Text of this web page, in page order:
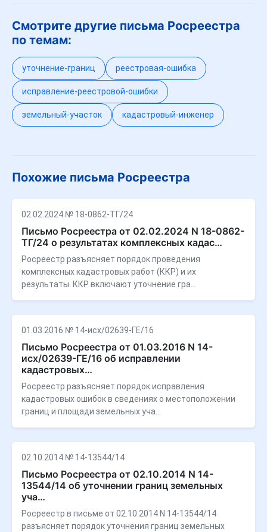
Смотрите другие письма Росреестра
по темам:
уточнение-границ реестровая-ошибка
исправление-реестровой-ошибки
земельный-участок кадастровый-инженер
Похожие письма Росреестра
02.02.2024 № 18-0862-ТГ/24
Письмо Росреестра от 02.02.2024 N 18-0862-
ТГ/24 о результатах комплексных кадас…
Росреестр разъясняет порядок проведения
комплексных кадастровых работ (ККР) и их
результаты. ККР включают уточнение гра…
01.03.2016 № 14-исх/02639-ГЕ/16
Письмо Росреестра от 01.03.2016 N 14-
исх/02639-ГЕ/16 об исправлении
кадастровых…
Росреестр разъясняет порядок исправления
кадастровых ошибок в сведениях о местоположении
границ и площади земельных уча…
02.10.2014 № 14-13544/14
Письмо Росреестра от 02.10.2014 N 14-
13544/14 об уточнении границ земельных
уча…
Росреестр в письме от 02.10.2014 N 14-13544/14
разъясняет порядок уточнения границ земельных